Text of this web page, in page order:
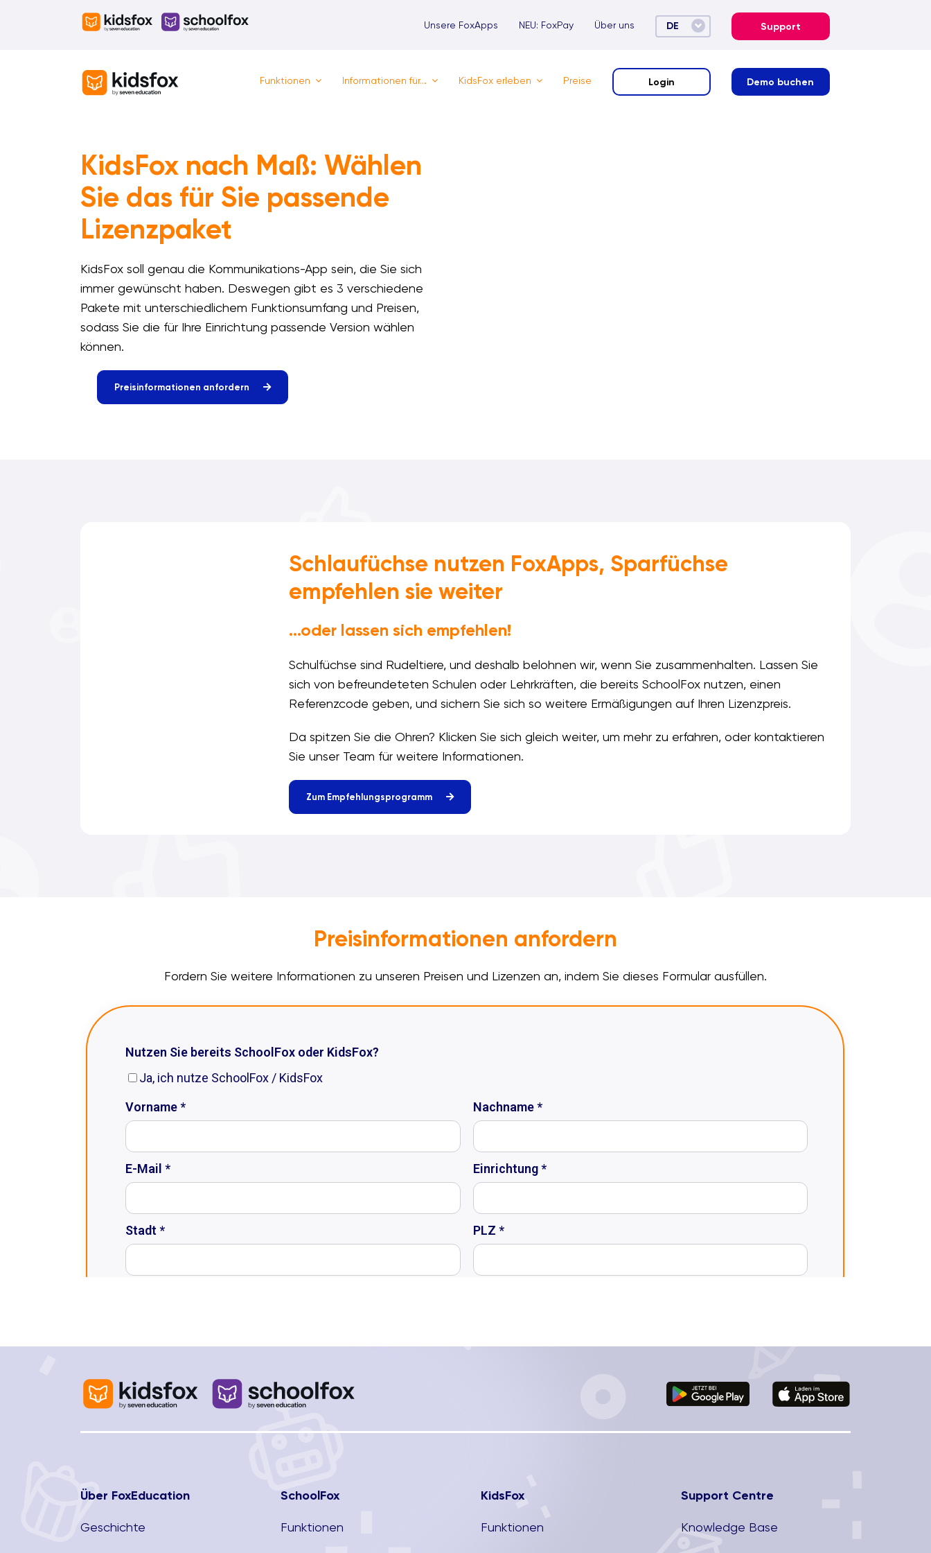
Unsere FoxApps NEU: FoxPay Über uns DE Support
Funktionen Informationen für… KidsFox erleben Preise Login Demo buchen
KidsFox nach Maß: Wählen
Sie das für Sie passende
Lizenzpaket
KidsFox soll genau die Kommunikations-App sein, die Sie sich
immer gewünscht haben. Deswegen gibt es 3 verschiedene
Pakete mit unterschiedlichem Funktionsumfang und Preisen,
sodass Sie die für Ihre Einrichtung passende Version wählen
können.
Preisinformationen anfordern
Schlaufüchse nutzen FoxApps, Sparfüchse
empfehlen sie weiter
…oder lassen sich empfehlen!
Schulfüchse sind Rudeltiere, und deshalb belohnen wir, wenn Sie zusammenhalten. Lassen Sie
sich von befreundeteten Schulen oder Lehrkräften, die bereits SchoolFox nutzen, einen
Referenzcode geben, und sichern Sie sich so weitere Ermäßigungen auf Ihren Lizenzpreis.
Da spitzen Sie die Ohren? Klicken Sie sich gleich weiter, um mehr zu erfahren, oder kontaktieren
Sie unser Team für weitere Informationen.
Zum Empfehlungsprogramm
Preisinformationen anfordern
Fordern Sie weitere Informationen zu unseren Preisen und Lizenzen an, indem Sie dieses Formular ausfüllen.
Über FoxEducation
Geschichte
SchoolFox
Funktionen
KidsFox
Funktionen
Support Centre
Knowledge Base